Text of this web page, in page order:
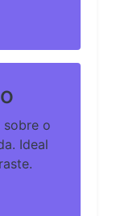
o
Ideal